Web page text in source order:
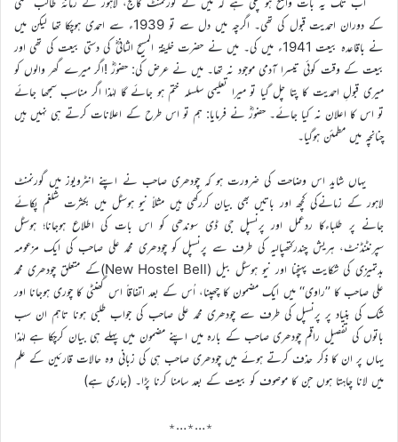
کے دوران احمدیت قبول کی تھی۔ اگرچہ میں دل سے تو 1939ء سے احمدی ہوچکا تھا لیکن میں
نے باقاعدہ بیعت 1941ء میں کی۔ میں نے حضرت خلیفۃ المسیح الثانیؓ کی دستی بیعت کی تھی اور
بیعت کے وقت کوئی تیسرا آدمی موجود نہ تھا۔ میں نے عرض کی: حضورؓ !اگر میرے گھر والوں کو
میری قبولِ احمدیت کا پتا چل گیا تو میرا تعلیمی سلسلہ ختم ہو جائے گا لہٰذا اگر مناسب سمجھا جائے
تو اس کا اعلان نہ کیا جائے۔ حضورؓ نے فرمایا: ہم تو اس طرح کے اعلانات کرتے ہی نہیں ہیں
چنانچہ میں مطمئن ہوگیا۔
یہاں شاید اس وضاحت کی ضرورت ہو کہ چودھری صاحب نے اپنے انٹرویوز میں گورنمنٹ
لاہور کے زمانےکی کچھ اور باتیں بھی بیان کررکھی ہیں مثلاً نیو ہوسٹل میں بکثرت شلغم پکائے
جانے پر طلباءکا ردعمل اور پرنسپل جی ڈی سوندھی کو اس بات کی اطلاع ہوجانا؛ ہوسٹل
سپرنٹنڈنٹ، ہریش چندرکتھپالیہ کی طرف سے پرنسپل کو چودھری محمد علی صاحب کی ایک مزعومہ
بدتمیزی کی شکایت پہنچنا اور نیو ہوسٹل بیل (New Hostel Bell)کے متعلق چودھری محمد
علی صاحب کا ’’راوی‘‘ میں ایک مضمون کا چھپنا، اُس کے بعد اتفاقاً اس گھنٹی کا چوری ہوجانا اور
شک کی بنیاد پر پرنسپل کی طرف سے چودھری محمد علی صاحب کی جواب طلبی ہونا تاہم ان سب
باتوں کی تفصیل راقم چودھری صاحب کے بارہ میں اپنے مضمون میں پہلے ہی بیان کرچکا ہے لہٰذا
یہاں پر ان کا ذکر حذف کرتے ہوئے میں چودھری صاحب ہی کی زبانی وہ حالات قارئین کے علم
میں لانا چاہتا ہوں جن کا موصوف کو بیعت کے بعد سامنا کرنا پڑا۔ (جاری ہے)
٭…٭…٭